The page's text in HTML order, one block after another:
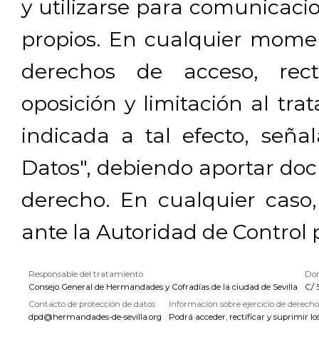
y utilizarse para
propios. En cualquier
derechos de acceso,
oposición y limitación al
indicada a tal efecto,
Datos", debiendo aportar
derecho. En cualquier
ante la Autoridad de Control
Responsable del tratamiento
Consejo General de Hermandades y Cofradías de la ciudad de Sevilla
C/
Contacto de protección de datos
dpd@hermandades-de-sevilla.org
Información sobre ejercicio de
Podrá acceder, rectificar y suprimir